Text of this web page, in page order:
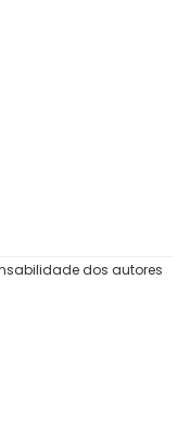
dos autores